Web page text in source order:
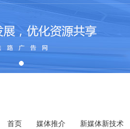
首页 媒体推介 新媒体新技术